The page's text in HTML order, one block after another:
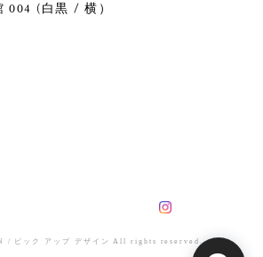
004 (白黒 / 横）
/ ピック アップ デザイン All rights reserved.